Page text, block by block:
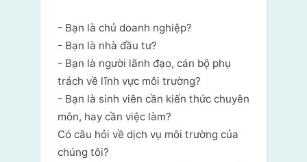
- Bạn là chủ doanh nghiệp?
- Bạn là nhà đầu tư?
- Bạn là người lãnh đạo, cán bộ phụ
trách về lĩnh vực môi trường?
- Bạn là sinh viên cần kiến thức chuyên
môn, hay cần việc làm?
Có câu hỏi về dịch vụ môi trường của
chúng tôi?